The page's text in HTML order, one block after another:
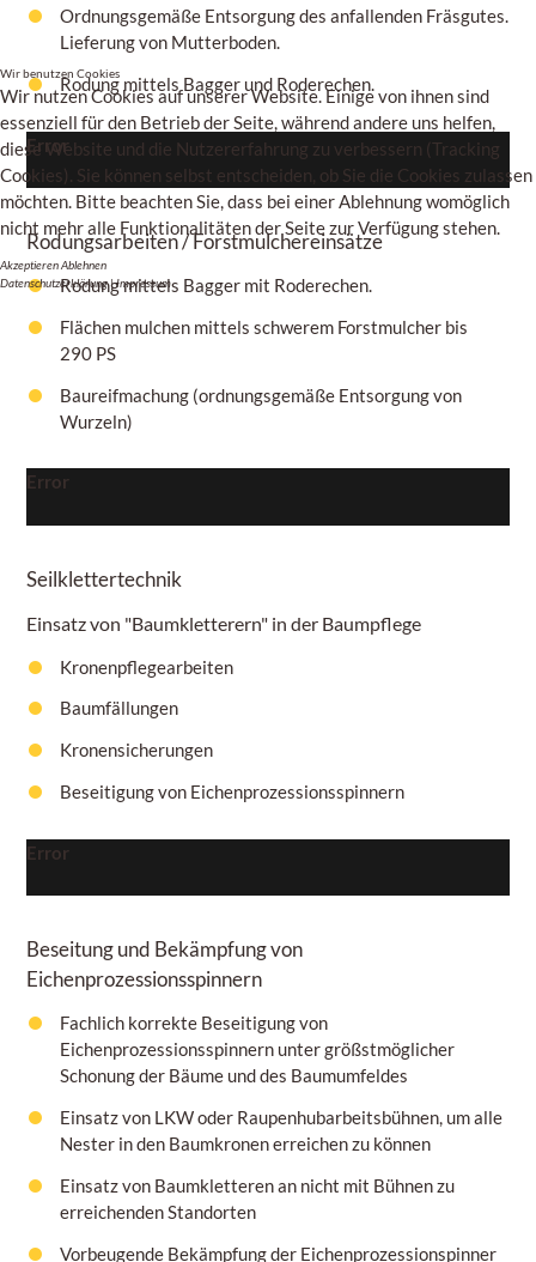
Ordnungsgemäße Entsorgung des anfallenden Fräsgutes.
Lieferung von Mutterboden.
Rodung mittels Bagger und Roderechen.
Error
Rodungsarbeiten / Forstmulchereinsätze
Rodung mittels Bagger mit Roderechen.
Flächen mulchen mittels schwerem Forstmulcher bis
290 PS
Baureifmachung (ordnungsgemäße Entsorgung von
Wurzeln)
Error
Seilklettertechnik
Einsatz von "Baumkletterern" in der Baumpflege
Kronenpflegearbeiten
Baumfällungen
Kronensicherungen
Beseitigung von Eichenprozessionsspinnern
Error
Beseitung und Bekämpfung von
Eichenprozessionsspinnern
Fachlich korrekte Beseitigung von
Eichenprozessionsspinnern unter größstmöglicher
Schonung der Bäume und des Baumumfeldes
Einsatz von LKW oder Raupenhubarbeitsbühnen, um alle
Nester in den Baumkronen erreichen zu können
Einsatz von Baumkletteren an nicht mit Bühnen zu
erreichenden Standorten
Vorbeugende Bekämpfung der Eichenprozessionspinner
Wir benutzen Cookies
Wir nutzen Cookies auf unserer Website. Einige von ihnen sind
essenziell für den Betrieb der Seite, während andere uns helfen,
diese Website und die Nutzererfahrung zu verbessern (Tracking
Cookies). Sie können selbst entscheiden, ob Sie die Cookies zulassen
möchten. Bitte beachten Sie, dass bei einer Ablehnung womöglich
nicht mehr alle Funktionalitäten der Seite zur Verfügung stehen.
AkzeptierenAblehnen
Datenschutzerklärung|Impressum